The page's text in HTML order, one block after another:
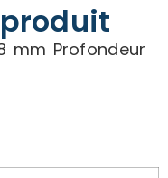
mm Profondeur